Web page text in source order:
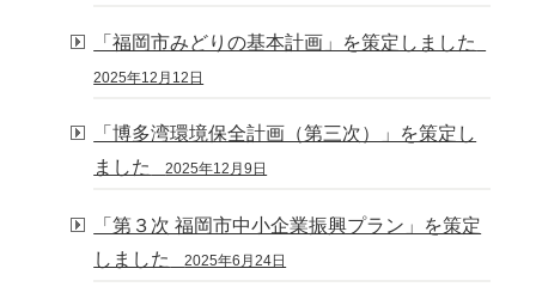
「福岡市みどりの基本計画」を策定しました
2025年12月12日
「博多湾環境保全計画（第三次）」を策定し
ました
2025年12月9日
「第３次 福岡市中小企業振興プラン」を策定
しました
2025年6月24日